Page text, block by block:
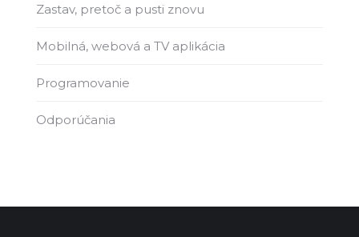
Zastav, pretoč a pusti znovu
Mobilná, webová a TV aplikácia
Programovanie
Odporúčania